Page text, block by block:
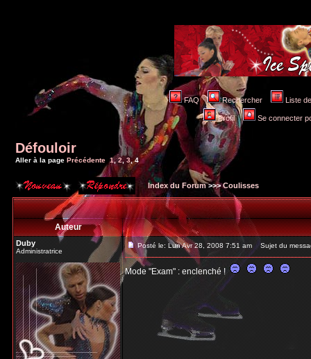
FAQ Rechercher Liste
Profil Se connecter
Défouloir
Aller à la page Précédente 1,2 3,4
Index du Forum>>>Coulisses
Auteur
Duby
Administratrice
Posté le: Lun Avr 28, 2008 7:51 am Sujet du
Mode "Exam" : enclenché !